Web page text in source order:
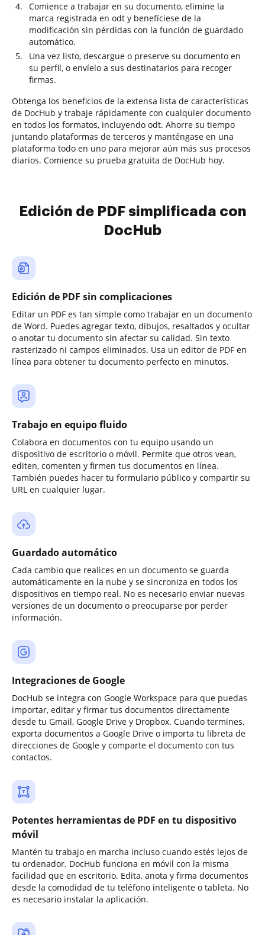
Comience a trabajar en su documento, elimine la
marca registrada en odt y benefíciese de la
modificación sin pérdidas con la función de guardado
automático.
Una vez listo, descargue o preserve su documento en
su perfil, o envíelo a sus destinatarios para recoger
firmas.
Obtenga los beneficios de la extensa lista de características
de DocHub y trabaje rápidamente con cualquier documento
en todos los formatos, incluyendo odt. Ahorre su tiempo
juntando plataformas de terceros y manténgase en una
plataforma todo en uno para mejorar aún más sus procesos
diarios. Comience su prueba gratuita de DocHub hoy.
Edición de PDF simplificada con
DocHub
Edición de PDF sin complicaciones
Editar un PDF es tan simple como trabajar en un documento
de Word. Puedes agregar texto, dibujos, resaltados y ocultar
o anotar tu documento sin afectar su calidad. Sin texto
rasterizado ni campos eliminados. Usa un editor de PDF en
línea para obtener tu documento perfecto en minutos.
Trabajo en equipo fluido
Colabora en documentos con tu equipo usando un
dispositivo de escritorio o móvil. Permite que otros vean,
editen, comenten y firmen tus documentos en línea.
También puedes hacer tu formulario público y compartir su
URL en cualquier lugar.
Guardado automático
Cada cambio que realices en un documento se guarda
automáticamente en la nube y se sincroniza en todos los
dispositivos en tiempo real. No es necesario enviar nuevas
versiones de un documento o preocuparse por perder
información.
Integraciones de Google
DocHub se integra con Google Workspace para que puedas
importar, editar y firmar tus documentos directamente
desde tu Gmail, Google Drive y Dropbox. Cuando termines,
exporta documentos a Google Drive o importa tu libreta de
direcciones de Google y comparte el documento con tus
contactos.
Potentes herramientas de PDF en tu dispositivo
móvil
Mantén tu trabajo en marcha incluso cuando estés lejos de
tu ordenador. DocHub funciona en móvil con la misma
facilidad que en escritorio. Edita, anota y firma documentos
desde la comodidad de tu teléfono inteligente o tableta. No
es necesario instalar la aplicación.